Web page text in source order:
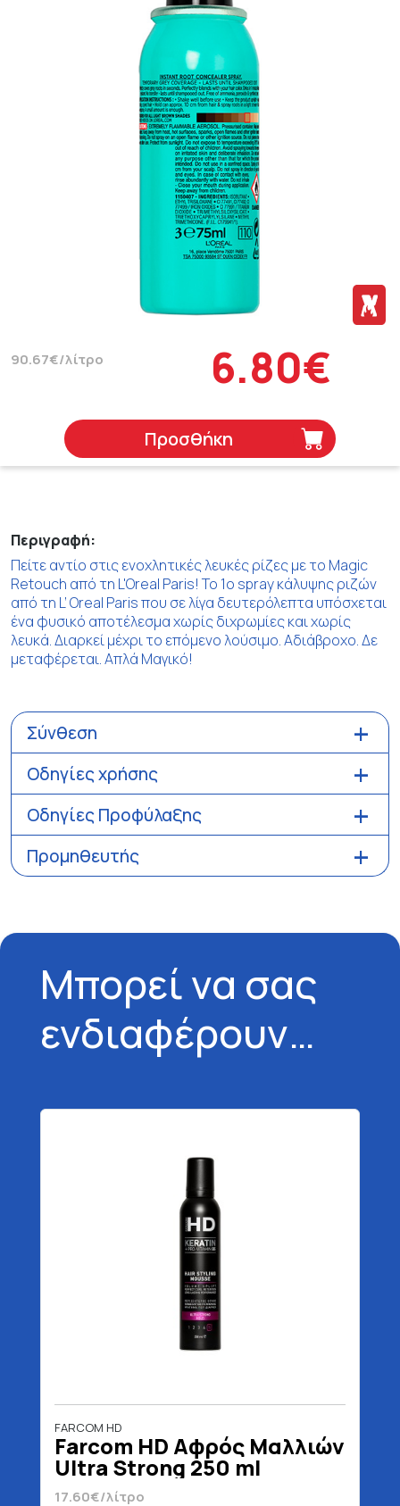
90.67€/λίτρο 6.80€
Προσθήκη
Περιγραφή:
Πείτε αντίο στις ενοχλητικές λευκές ρίζες με το Magic
Retouch από τη L'Oreal Paris! Το 1ο spray κάλυψης ριζών
από τη L’ Oreal Paris που σε λίγα δευτερόλεπτα υπόσχεται
ένα φυσικό αποτέλεσμα χωρίς διχρωμίες και χωρίς
λευκά. Διαρκεί μέχρι το επόμενο λούσιμο. Αδιάβροχο. Δε
μεταφέρεται. Απλά Μαγικό!
Σύνθεση
Οδηγίες χρήσης
Οδηγίες Προφύλαξης
Προμηθευτής
Μπορεί να σας
ενδιαφέρουν…
FARCOM HD
Farcom HD Αφρός Μαλλιών
Ultra Strong 250 ml
17.60€/λίτρο